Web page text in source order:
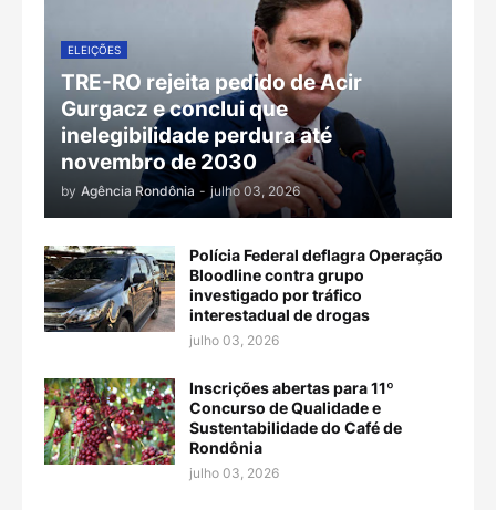
ELEIÇÕES
TRE-RO rejeita pedido de Acir
Gurgacz e conclui que
inelegibilidade perdura até
novembro de 2030
by Agência Rondônia - julho 03, 2026
Polícia Federal deflagra Operação
Bloodline contra grupo
investigado por tráfico
interestadual de drogas
julho 03, 2026
Inscrições abertas para 11º
Concurso de Qualidade e
Sustentabilidade do Café de
Rondônia
julho 03, 2026